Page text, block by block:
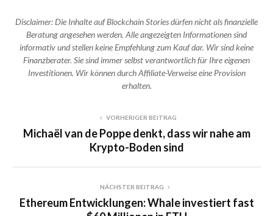
Disclaimer: Die Inhalte auf Blockchain Stories dürfen nicht als finanzielle
Beratung angesehen werden. Alle angezeigten Informationen sind
informativ und stellen keine Empfehlung zum Kauf dar. Wir sind keine
Finanzberater. Sie sind immer selbst verantwortlich für Ihre eigenen
Investitionen. Wir können durch Affiliate-Verweise eine Provision
erhalten.
VORHERIGER BEITRAG
Michaël van de Poppe denkt, dass wir nahe am
Krypto-Boden sind
NÄCHSTER BEITRAG
Ethereum Entwicklungen: Whale investiert fast